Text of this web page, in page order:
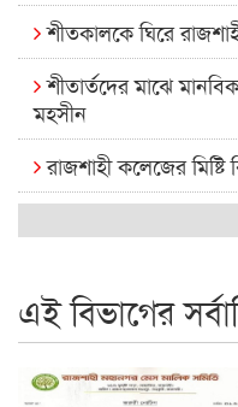
শীতকালকে ঘিরে
শীতার্তদের মাঝে
মহসীন
রাজশাহী কলেজের মিষ্টি
কেমন আছে আমাদের
রাজশাইন একাডেমির ফল
রাজশাহী কলেজের
এই বিভাগের